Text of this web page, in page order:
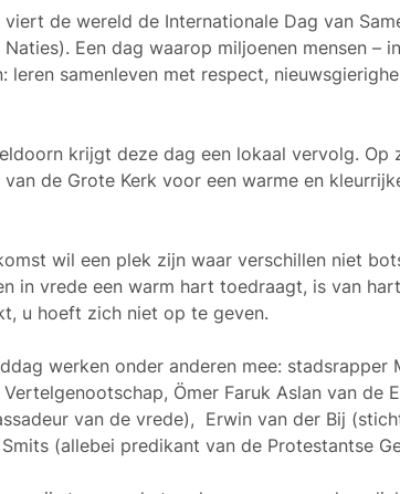
viert de wereld de Internationale Dag van
Naties). Een dag waarop miljoenen mensen –
leren samenleven met respect,
krijgt deze dag een lokaal vervolg. Op
van de Grote Kerk voor een warme en
wil een plek zijn waar verschillen niet
in vrede een warm hart toedraagt, is van
u hoeft zich niet op te geven.
werken onder anderen mee: stadsrapper
Vertelgenootschap, Ömer Faruk Aslan van de
van de vrede), Erwin van der Bij
(allebei predikant van de Protestantse